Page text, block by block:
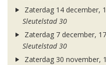
Zaterdag 14 december,
Sleutelstad 30
Zaterdag 7 december,
Sleutelstad 30
Zaterdag 30 november,